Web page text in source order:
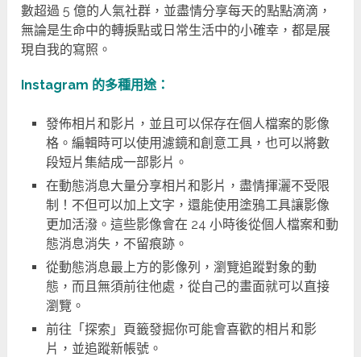
數超過 5 億的人氣社群，並盡情分享每天的點點滴滴，
無論是生命中的轉捩點或日常生活中的小確幸，都是展
現自我的寫照。
Instagram 的多種用途：
發佈相片和影片，並且可以保存在個人檔案的影像
格。編輯時可以使用濾鏡和創意工具，也可以將數
段短片集結成一部影片。
在動態消息大量分享相片和影片，盡情揮灑不受限
制！不但可以加上文字，還能使用塗鴉工具讓影像
更加活潑。這些影像會在 24 小時後從個人檔案和動
態消息消失，不留痕跡。
從動態消息最上方的影像列，瀏覽追蹤對象的動
態，而且無須前往他處，從自己的畫面就可以直接
瀏覽。
前往「探索」頁籤發掘你可能會喜歡的相片和影
片，並追蹤新帳號。